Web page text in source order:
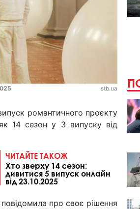
stb.ua
романтичного проєкту
14 сезон у 3 випуску від
ЧИТАЙТЕ ТАКОЖ
Хто зверху 14 сезон:
дивитися 5 випуск онлайн
від 23.10.2025
про своє рішення